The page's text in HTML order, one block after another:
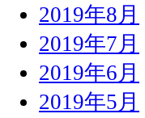
2019年8月
2019年7月
2019年6月
2019年5月